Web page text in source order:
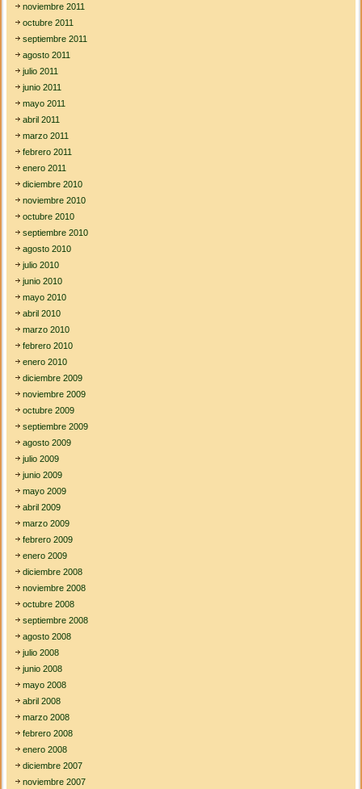
noviembre 2011
octubre 2011
septiembre 2011
agosto 2011
julio 2011
junio 2011
mayo 2011
abril 2011
marzo 2011
febrero 2011
enero 2011
diciembre 2010
noviembre 2010
octubre 2010
septiembre 2010
agosto 2010
julio 2010
junio 2010
mayo 2010
abril 2010
marzo 2010
febrero 2010
enero 2010
diciembre 2009
noviembre 2009
octubre 2009
septiembre 2009
agosto 2009
julio 2009
junio 2009
mayo 2009
abril 2009
marzo 2009
febrero 2009
enero 2009
diciembre 2008
noviembre 2008
octubre 2008
septiembre 2008
agosto 2008
julio 2008
junio 2008
mayo 2008
abril 2008
marzo 2008
febrero 2008
enero 2008
diciembre 2007
noviembre 2007